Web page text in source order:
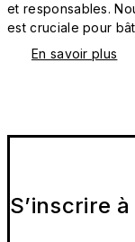
et responsables.
est cruciale pour
En savoir plus
S’inscrire